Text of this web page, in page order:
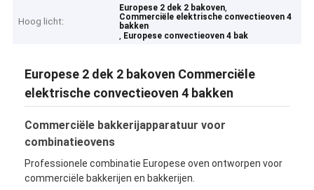
Hoog licht:
Europese 2 dek 2 bakoven,
Commerciële elektrische convectieoven 4
bakken
, Europese convectieoven 4 bak
Europese 2 dek 2 bakoven Commerciële
elektrische convectieoven 4 bakken
Commerciële bakkerijapparatuur voor
combinatieovens
Professionele combinatie Europese oven ontworpen voor
commerciële bakkerijen en bakkerijen.